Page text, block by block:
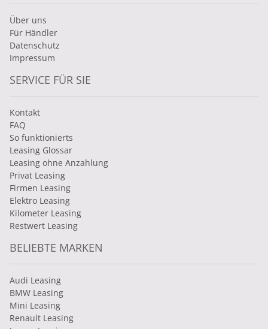
Über uns
Für Händler
Datenschutz
Impressum
SERVICE FÜR SIE
Kontakt
FAQ
So funktionierts
Leasing Glossar
Leasing ohne Anzahlung
Privat Leasing
Firmen Leasing
Elektro Leasing
Kilometer Leasing
Restwert Leasing
BELIEBTE MARKEN
Audi Leasing
BMW Leasing
Mini Leasing
Renault Leasing